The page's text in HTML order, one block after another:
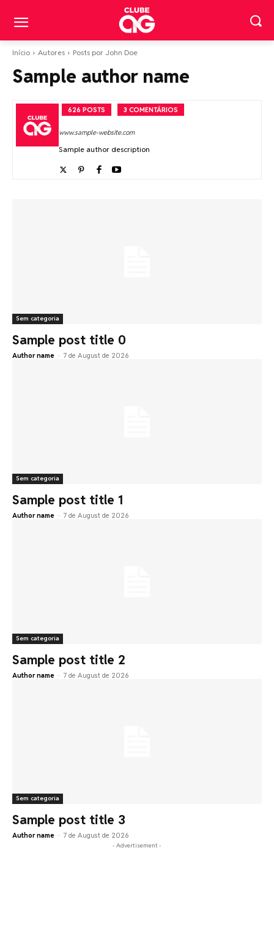
Início Autores Posts por John Doe
Sample author name
626 POSTS 3 COMENTÁRIOS
www.sample-website.com
Sample author description
Sem categoria
Sample post title 0
Author name - 7 de August de 2026
Sem categoria
Sample post title 1
Author name - 7 de August de 2026
Sem categoria
Sample post title 2
Author name - 7 de August de 2026
Sem categoria
Sample post title 3
Author name - 7 de August de 2026
- Advertisement -